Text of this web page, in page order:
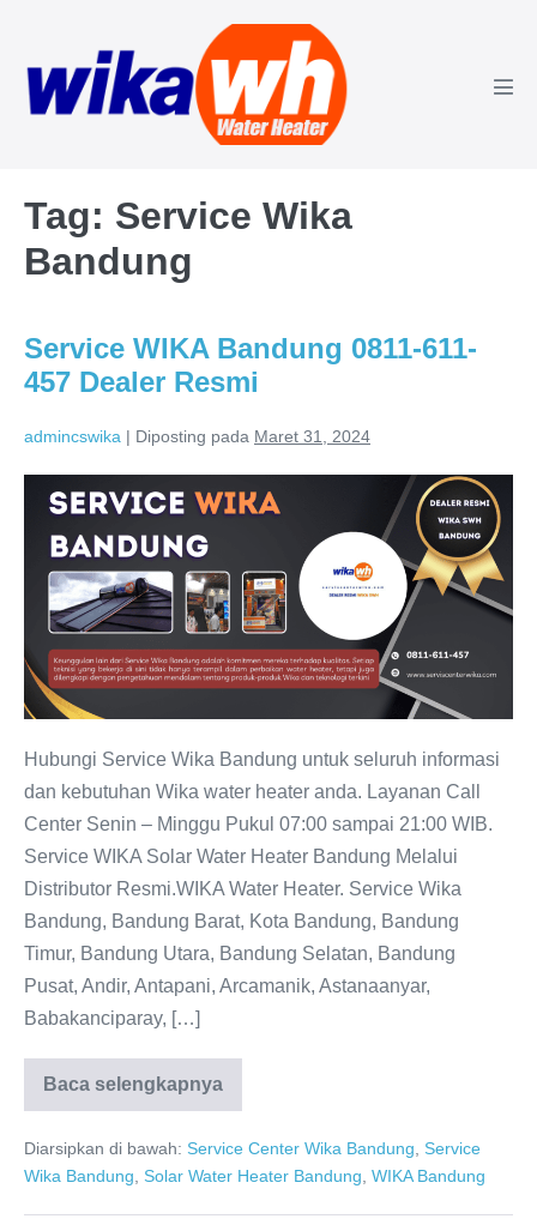
konten
Tag: Service Wika
Bandung
Service WIKA Bandung 0811-611-
457 Dealer Resmi
admincswika | Diposting pada Maret 31, 2024
Service
WIKA
Bandung
0811-
611-
457
Dealer
Resmi
Hubungi Service Wika Bandung untuk seluruh informasi
dan kebutuhan Wika water heater anda. Layanan Call
Center Senin – Minggu Pukul 07:00 sampai 21:00 WIB.
Service WIKA Solar Water Heater Bandung Melalui
Distributor Resmi.WIKA Water Heater. Service Wika
Bandung, Bandung Barat, Kota Bandung, Bandung
Timur, Bandung Utara, Bandung Selatan, Bandung
Pusat, Andir, Antapani, Arcamanik, Astanaanyar,
Babakanciparay, […]
Baca selengkapnya
Service
WIKA
0811-
611-
457
Diarsipkan di bawah: Service Center Wika Bandung
Service
Wika Bandung
Solar Water Heater Bandung WIKA Bandung